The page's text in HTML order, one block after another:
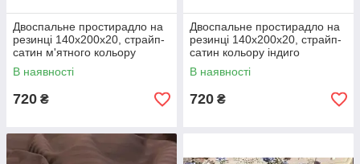
Двоспальне простирадло на
резинці 140х200х20, страйп-
сатин м'ятного кольору
В наявності
720 ₴
Двоспальне простирадло на
резинці 140х200х20, страйп-
сатин кольору індиго
В наявності
720 ₴